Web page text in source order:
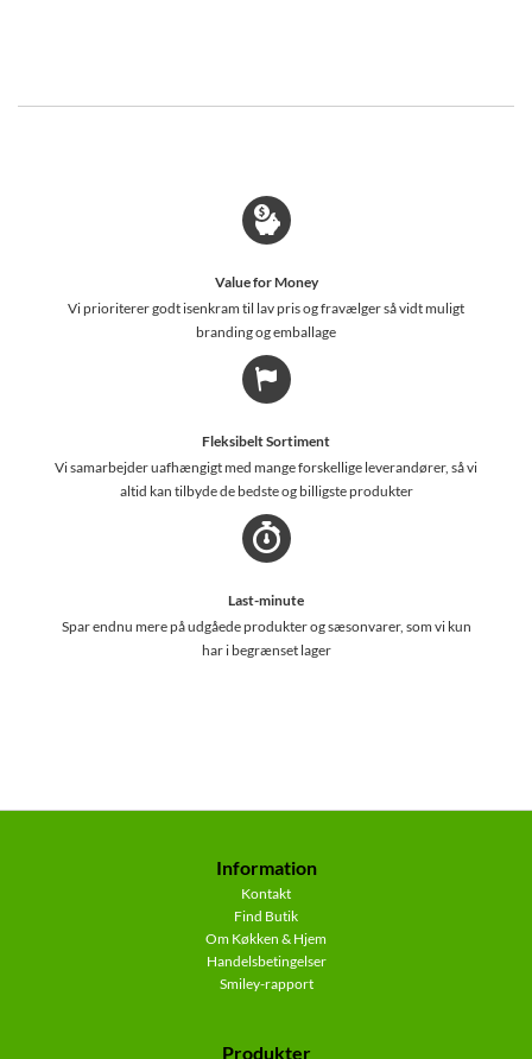
Value for Money
Vi prioriterer godt isenkram til lav pris og fravælger så vidt muligt
branding og emballage
Fleksibelt Sortiment
Vi samarbejder uafhængigt med mange forskellige leverandører, så vi
altid kan tilbyde de bedste og billigste produkter
Last-minute
Spar endnu mere på udgåede produkter og sæsonvarer, som vi kun
har i begrænset lager
Information
Kontakt
Find Butik
Om Køkken & Hjem
Handelsbetingelser
Smiley-rapport
Produkter